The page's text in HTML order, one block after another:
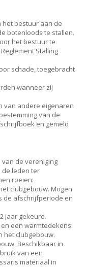
het bestuur aan de
botenloods te stallen.
het bestuur te
Stalling
schade, toegebracht
wanneer zij
van andere eigenaren
van de
en gemeld
de vereniging
leden ter
roeien:
clubgebouw. Mogen
de afschrijfperiode en
jaar gekeurd.
een warmtedekens:
het clubgebouw.
Beschikbaar in
van een
materiaal in